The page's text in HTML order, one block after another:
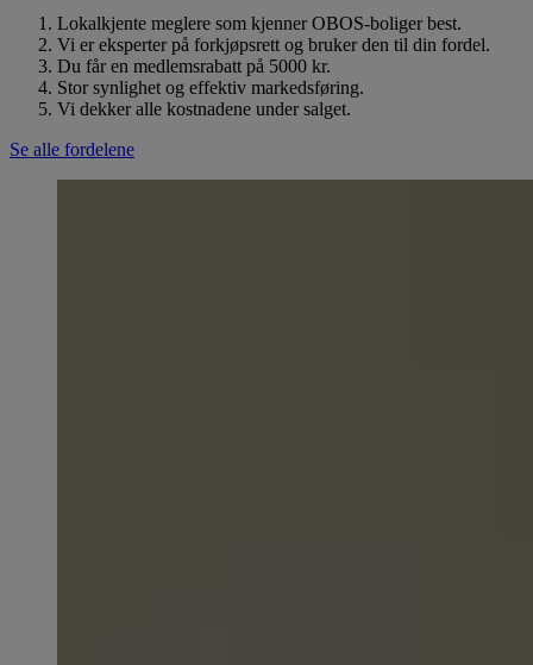
Lokalkjente meglere som kjenner OBOS-boliger best.
Vi er eksperter på forkjøpsrett og bruker den til din fordel.
Du får en medlemsrabatt på 5000 kr.
Stor synlighet og effektiv markedsføring.
Vi dekker alle kostnadene under salget.
Se alle fordelene